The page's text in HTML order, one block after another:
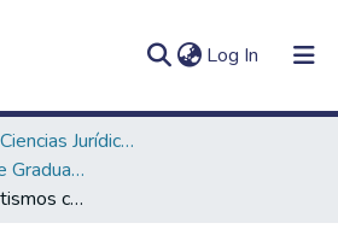
Log In (current)
Facultad de Ciencias Jurídicas y Sociales
Trabajos Finales de Graduación Licenciatura en Criminalística
Análisis de traumatismos craneales peri-mortem producidos por armas contusas y su correspondencia con el elemento lesivo